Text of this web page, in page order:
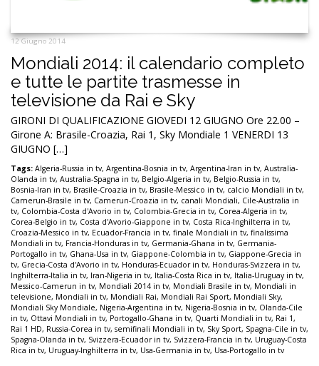
12 Giugno 2014
Mondiali 2014: il calendario completo
e tutte le partite trasmesse in
televisione da Rai e Sky
GIRONI DI QUALIFICAZIONE GIOVEDI 12 GIUGNO Ore 22.00 –
Girone A: Brasile-Croazia, Rai 1, Sky Mondiale 1 VENERDI 13
GIUGNO […]
Tags: Algeria-Russia in tv, Argentina-Bosnia in tv, Argentina-Iran in tv, Australia-
Olanda in tv, Australia-Spagna in tv, Belgio-Algeria in tv, Belgio-Russia in tv,
Bosnia-Iran in tv, Brasile-Croazia in tv, Brasile-Messico in tv, calcio Mondiali in tv,
Camerun-Brasile in tv, Camerun-Croazia in tv, canali Mondiali, Cile-Australia in
tv, Colombia-Costa d'Avorio in tv, Colombia-Grecia in tv, Corea-Algeria in tv,
Corea-Belgio in tv, Costa d'Avorio-Giappone in tv, Costa Rica-Inghilterra in tv,
Croazia-Messico in tv, Ecuador-Francia in tv, finale Mondiali in tv, finalissima
Mondiali in tv, Francia-Honduras in tv, Germania-Ghana in tv, Germania-
Portogallo in tv, Ghana-Usa in tv, Giappone-Colombia in tv, Giappone-Grecia in
tv, Grecia-Costa d'Avorio in tv, Honduras-Ecuador in tv, Honduras-Svizzera in tv,
Inghilterra-Italia in tv, Iran-Nigeria in tv, Italia-Costa Rica in tv, Italia-Uruguay in tv,
Messico-Camerun in tv, Mondiali 2014 in tv, Mondiali Brasile in tv, Mondiali in
televisione, Mondiali in tv, Mondiali Rai, Mondiali Rai Sport, Mondiali Sky,
Mondiali Sky Mondiale, Nigeria-Argentina in tv, Nigeria-Bosnia in tv, Olanda-Cile
in tv, Ottavi Mondiali in tv, Portogallo-Ghana in tv, Quarti Mondiali in tv, Rai 1,
Rai 1 HD, Russia-Corea in tv, semifinali Mondiali in tv, Sky Sport, Spagna-Cile in tv,
Spagna-Olanda in tv, Svizzera-Ecuador in tv, Svizzera-Francia in tv, Uruguay-Costa
Rica in tv, Uruguay-Inghilterra in tv, Usa-Germania in tv, Usa-Portogallo in tv